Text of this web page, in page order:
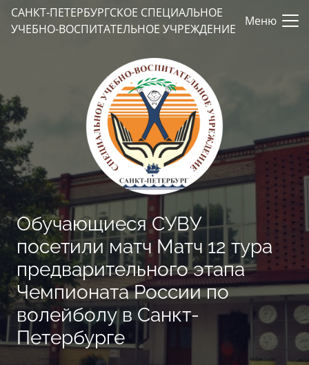
САНКТ-ПЕТЕРБУРГСКОЕ СПЕЦИАЛЬНОЕ
УЧЕБНО-ВОСПИТАТЕЛЬНОЕ УЧРЕЖДЕНИЕ
Меню
Обучающиеся СУВУ
посетили матч Матч 12 тура
предварительного этапа
Чемпионата России по
волейболу в Санкт-
Петербурге